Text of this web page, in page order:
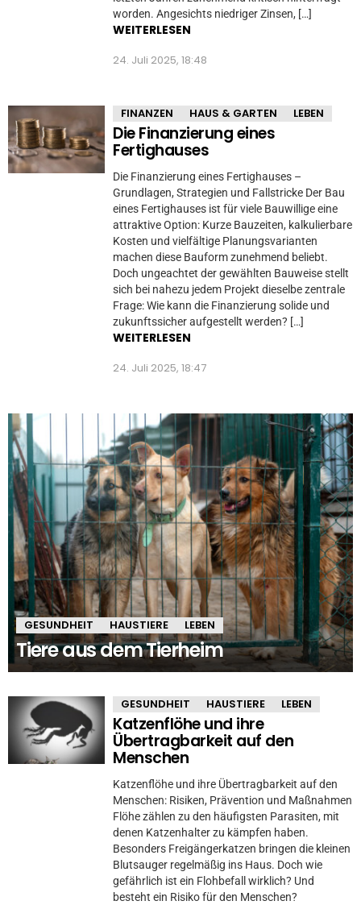
worden. Angesichts niedriger Zinsen, […]
WEITERLESEN
24. Juli 2025, 18:48
FINANZEN HAUS & GARTEN LEBEN
Die Finanzierung eines
Fertighauses
Die Finanzierung eines Fertighauses –
Grundlagen, Strategien und Fallstricke Der Bau
eines Fertighauses ist für viele Bauwillige eine
attraktive Option: Kurze Bauzeiten, kalkulierbare
Kosten und vielfältige Planungsvarianten
machen diese Bauform zunehmend beliebt.
Doch ungeachtet der gewählten Bauweise stellt
sich bei nahezu jedem Projekt dieselbe zentrale
Frage: Wie kann die Finanzierung solide und
zukunftssicher aufgestellt werden? […]
WEITERLESEN
24. Juli 2025, 18:47
GESUNDHEIT HAUSTIERE LEBEN
Tiere aus dem Tierheim
GESUNDHEIT HAUSTIERE LEBEN
Katzenflöhe und ihre
Übertragbarkeit auf den
Menschen
Katzenflöhe und ihre Übertragbarkeit auf den
Menschen: Risiken, Prävention und Maßnahmen
Flöhe zählen zu den häufigsten Parasiten, mit
denen Katzenhalter zu kämpfen haben.
Besonders Freigängerkatzen bringen die kleinen
Blutsauger regelmäßig ins Haus. Doch wie
gefährlich ist ein Flohbefall wirklich? Und
besteht ein Risiko für den Menschen?